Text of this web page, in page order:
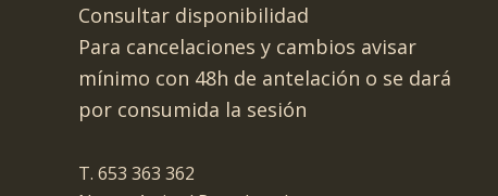
Consultar disponibilidad
Para cancelaciones y cambios avisar
mínimo con 48h de antelación o se dará
por consumida la sesión
T. 653 363 362